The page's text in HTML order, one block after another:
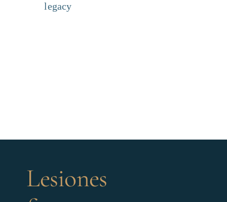
legacy
Lesiones